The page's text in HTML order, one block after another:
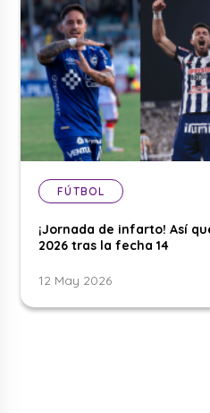
FÚTBOL
¡Jornada de infarto! Así
2026 tras la fecha 14
12 May 2026